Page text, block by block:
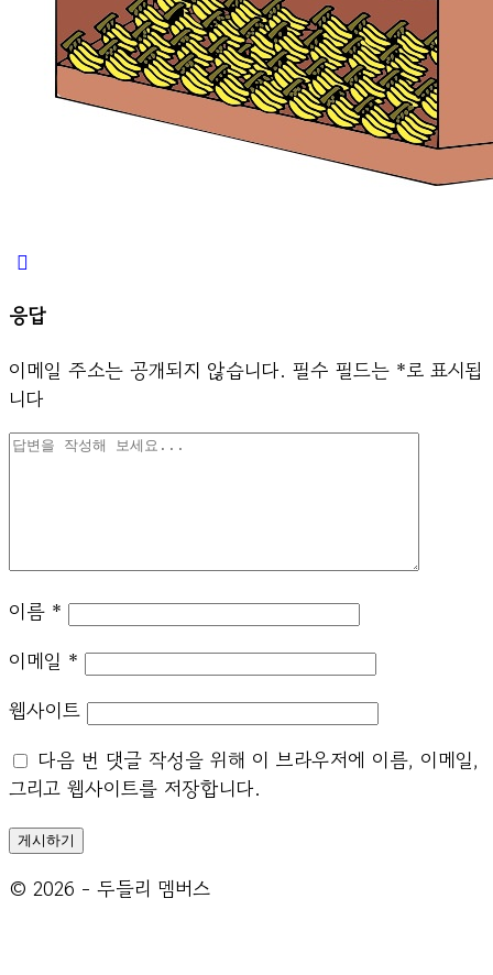
응답
이메일 주소는 공개되지 않습니다. 필수 필드는 *로 표시됩
니다
이름 *
이메일 *
웹사이트
다음 번 댓글 작성을 위해 이 브라우저에 이름, 이메일,
그리고 웹사이트를 저장합니다.
© 2026 - 두들리 멤버스